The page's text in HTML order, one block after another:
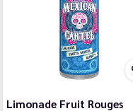
Limonade Fruit Rouges